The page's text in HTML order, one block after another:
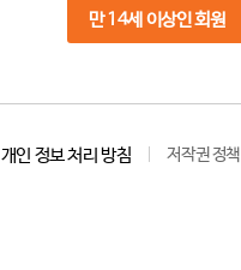
만 14세 이상인 회원
개인 정보 처리 방침 저작권 정책